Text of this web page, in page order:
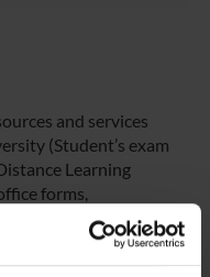
and services
(Student’s exam
Learning
forms,
can log into MyUnivr
way will you be able
from your teachers